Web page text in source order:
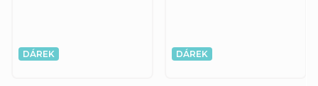
DÁREK DÁREK